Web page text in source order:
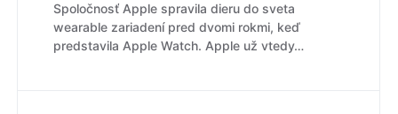
Spoločnosť Apple spravila dieru do sveta
wearable zariadení pred dvomi rokmi, keď
predstavila Apple Watch. Apple už vtedy…